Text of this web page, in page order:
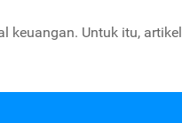
keuangan. Untuk itu, artikel